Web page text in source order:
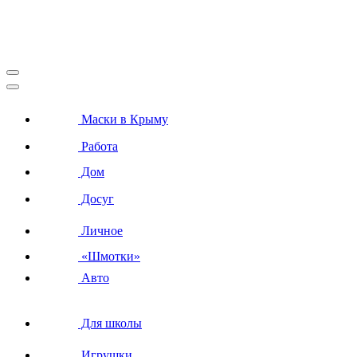
Маски в Крыму
Работа
Дом
Досуг
Личное
«Шмотки»
Авто
Для школы